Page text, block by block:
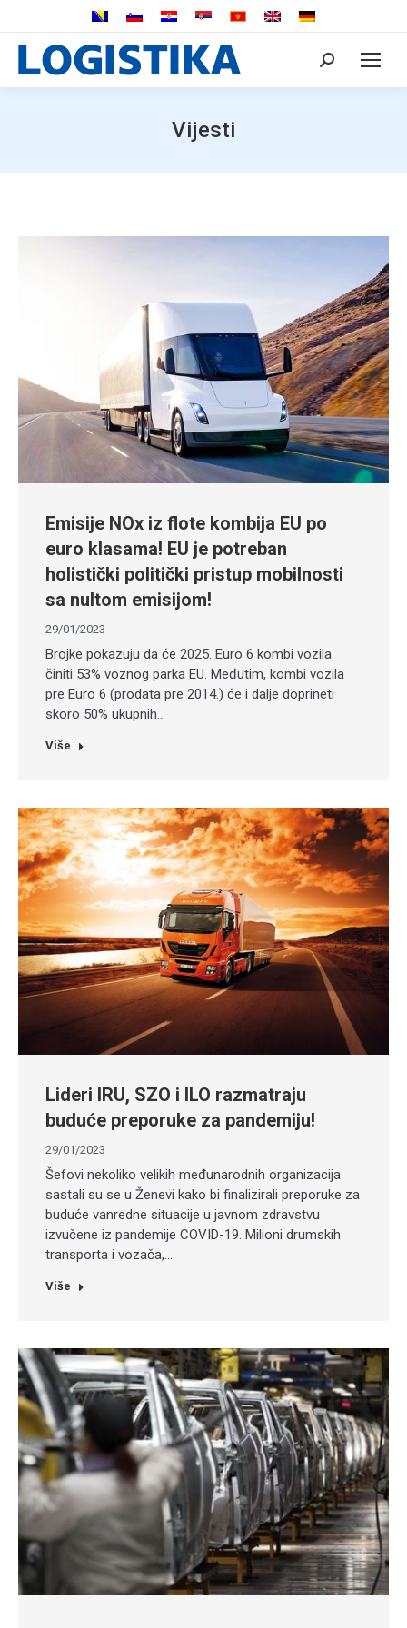
Search:
Vijesti
Emisije NOx iz flote kombija EU po
euro klasama! EU je potreban
holistički politički pristup mobilnosti
sa nultom emisijom!
29/01/2023
Brojke pokazuju da će 2025. Euro 6 kombi vozila
činiti 53% voznog parka EU. Međutim, kombi vozila
pre Euro 6 (prodata pre 2014.) će i dalje doprineti
skoro 50% ukupnih…
Više
Lideri IRU, SZO i ILO razmatraju
buduće preporuke za pandemiju!
29/01/2023
Šefovi nekoliko velikih međunarodnih organizacija
sastali su se u Ženevi kako bi finalizirali preporuke za
buduće vanredne situacije u javnom zdravstvu
izvučene iz pandemije COVID-19. Milioni drumskih
transporta i vozača,…
Više